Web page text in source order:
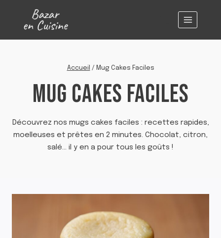
contenu
Accueil / Mug Cakes Faciles
MUG CAKES FACILES
Découvrez nos mugs cakes faciles : recettes rapides,
moelleuses et prêtes en 2 minutes. Chocolat, citron,
salé… il y en a pour tous les goûts !